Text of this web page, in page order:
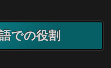
での役割